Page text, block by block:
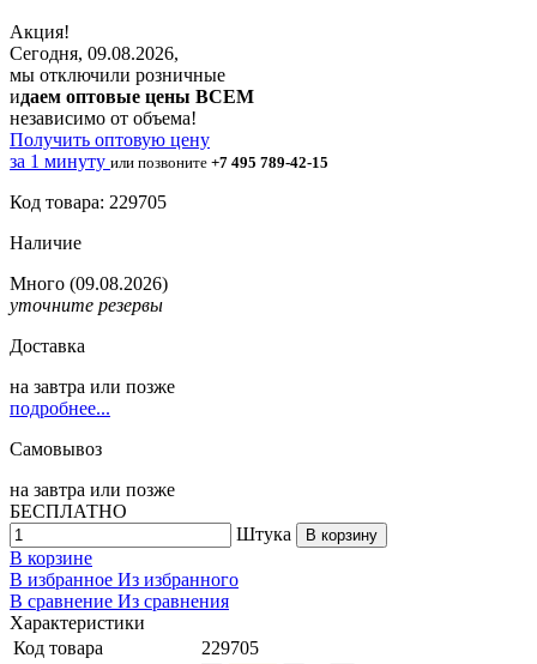
Акция!
Сегодня, 09.08.2026,
мы отключили розничные
идаем оптовые цены ВСЕМ
независимо от объема!
Получить оптовую цену
за 1 минуту или позвоните +7 495 789-42-15
Код товара: 229705
Наличие
Много (09.08.2026)
уточните резервы
Доставка
на завтра или позже
подробнее...
Самовывоз
на завтра или позже
БЕСПЛАТНО
Штука
В корзину
В корзине
В избранное Из избранного
В сравнение Из сравнения
Характеристики
Код товара
229705